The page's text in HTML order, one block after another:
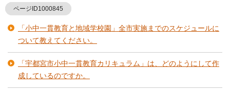
ページID1000845
「小中一貫教育と地域学校園」全市実施までのスケジュールに
ついて教えてください。
「宇都宮市小中一貫教育カリキュラム」は、どのようにして作
成しているのですか。